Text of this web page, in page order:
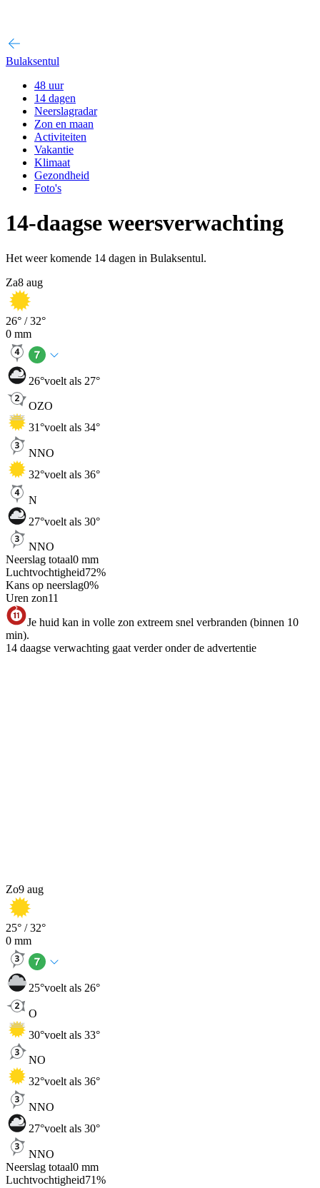
Bulaksentul
48 uur
14 dagen
Neerslagradar
Zon en maan
Activiteiten
Vakantie
Klimaat
Gezondheid
Foto's
14-daagse weersverwachting
Het weer komende 14 dagen in Bulaksentul.
Za8 aug
26° /32°
0 mm
26°voelt als 27°
OZO
31°voelt als 34°
NNO
32°voelt als 36°
N
27°voelt als 30°
NNO
Neerslag totaal0 mm
Luchtvochtigheid72%
Kans op neerslag0%
Uren zon11
Je huid kan in volle zon extreem snel verbranden (binnen 10
min).
14 daagse verwachting gaat verder onder de advertentie
Zo9 aug
25° /32°
0 mm
25°voelt als 26°
O
30°voelt als 33°
NO
32°voelt als 36°
NNO
27°voelt als 30°
NNO
Neerslag totaal0 mm
Luchtvochtigheid71%